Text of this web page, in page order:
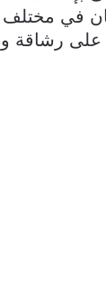
في
على رشاقة